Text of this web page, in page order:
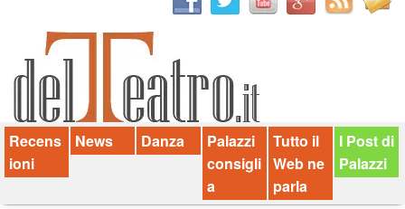
News
Palazzi consiglia
Video
Chi siamo
Recens
ioni
News Danza
Palazzi
consigli
a
Tutto il
Web ne
parla
I Post di
Palazzi